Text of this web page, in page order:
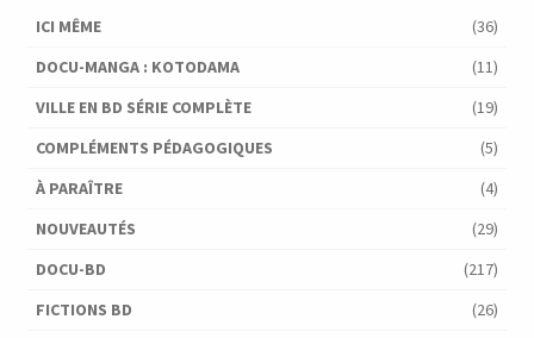
ICI MÊME
(36)
DOCU-MANGA : KOTODAMA
(11)
VILLE EN BD SÉRIE COMPLÈTE
(19)
COMPLÉMENTS PÉDAGOGIQUES
(5)
À PARAÎTRE
(4)
NOUVEAUTÉS
(29)
DOCU-BD
(217)
FICTIONS BD
(26)